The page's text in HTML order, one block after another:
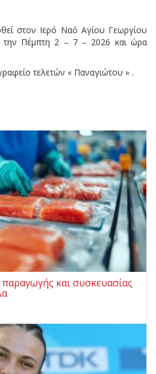
στον Ιερό Ναό Αγίου Γεωργίου
την Πέμπτη 2 – 7 – 2026 και ώρα
τελετών « Παναγιώτου » .
και συσκευασίας